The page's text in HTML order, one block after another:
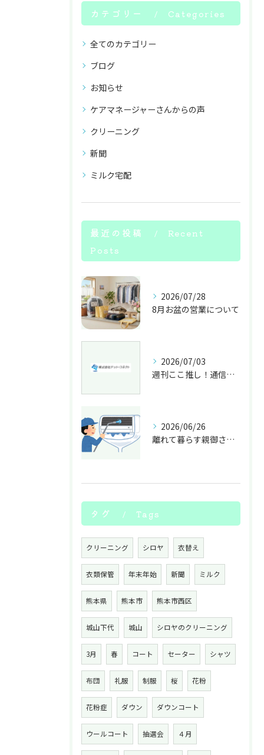
カテゴリー Categories
全てのカテゴリー
ブログ
お知らせ
ケアマネージャーさんからの声
クリーニング
新聞
ミルク宅配
最近の投稿
Recent
Posts
2026/07/28
8月お盆の営業について
2026/07/03
週刊ここ推し！通信（7月3日号）
2026/06/26
離れて暮らす親御さんのエアコン、大丈夫ですか？
タグ Tags
クリーニング シロヤ 衣替え
衣類保管 年末年始 新聞 ミルク
熊本県 熊本市 熊本市西区
城山下代 城山 シロヤのクリーニング
3月 春 コート セーター シャツ
布団 礼服 制服 桜 花粉
花粉症 ダウン ダウンコート
ウールコート 抽選会 ４月